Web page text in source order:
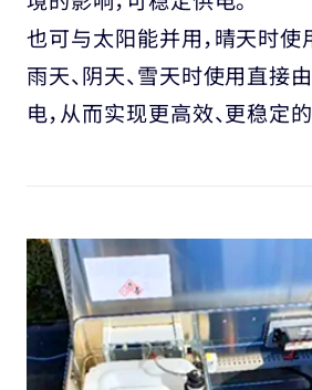
也可与太阳能并用，晴天时使
雨天、阴天、雪天时使用直接
电，从而实现更高效、更稳定的